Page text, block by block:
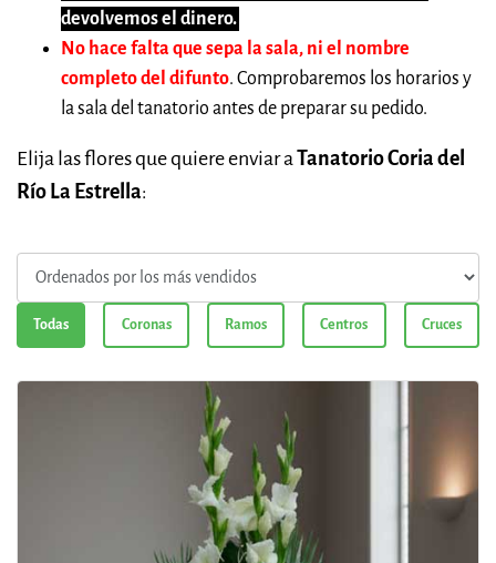
devolvemos el dinero.
No hace falta que sepa la sala, ni el nombre
completo del difunto. Comprobaremos los horarios y
la sala del tanatorio antes de preparar su pedido.
Elija las flores que quiere enviar aTanatorio Coria del
Río La Estrella:
Todas Coronas Ramos Centros Cruces